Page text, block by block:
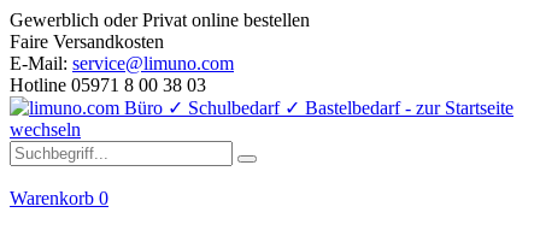
Gewerblich oder Privat online bestellen
Faire Versandkosten
E-Mail: service@limuno.com
Hotline 05971 8 00 38 03
Warenkorb 0